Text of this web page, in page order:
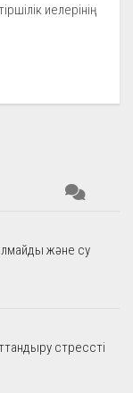
иелерінің
және су
стрессті